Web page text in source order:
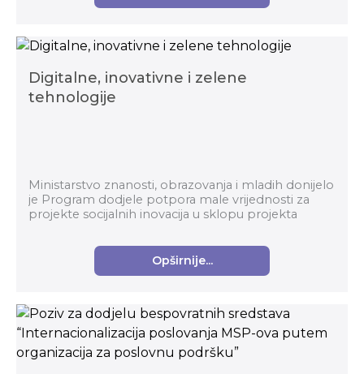
Digitalne, inovativne i zelene
tehnologije
Ministarstvo znanosti, obrazovanja i mladih donijelo
je Program dodjele potpora male vrijednosti za
projekte socijalnih inovacija u sklopu projekta
Opširnije...